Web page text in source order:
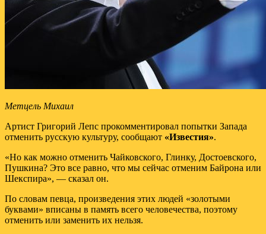
Метцель Михаил
Артист Григорий Лепс прокомментировал попытки Запада
отменить русскую культуру, сообщают «Известия».
«Но как можно отменить Чайковского, Глинку, Достоевского,
Пушкина? Это все равно, что мы сейчас отменим Байрона или
Шекспира», — сказал он.
По словам певца, произведения этих людей «золотыми
буквами» вписаны в память всего человечества, поэтому
отменить или заменить их нельзя.